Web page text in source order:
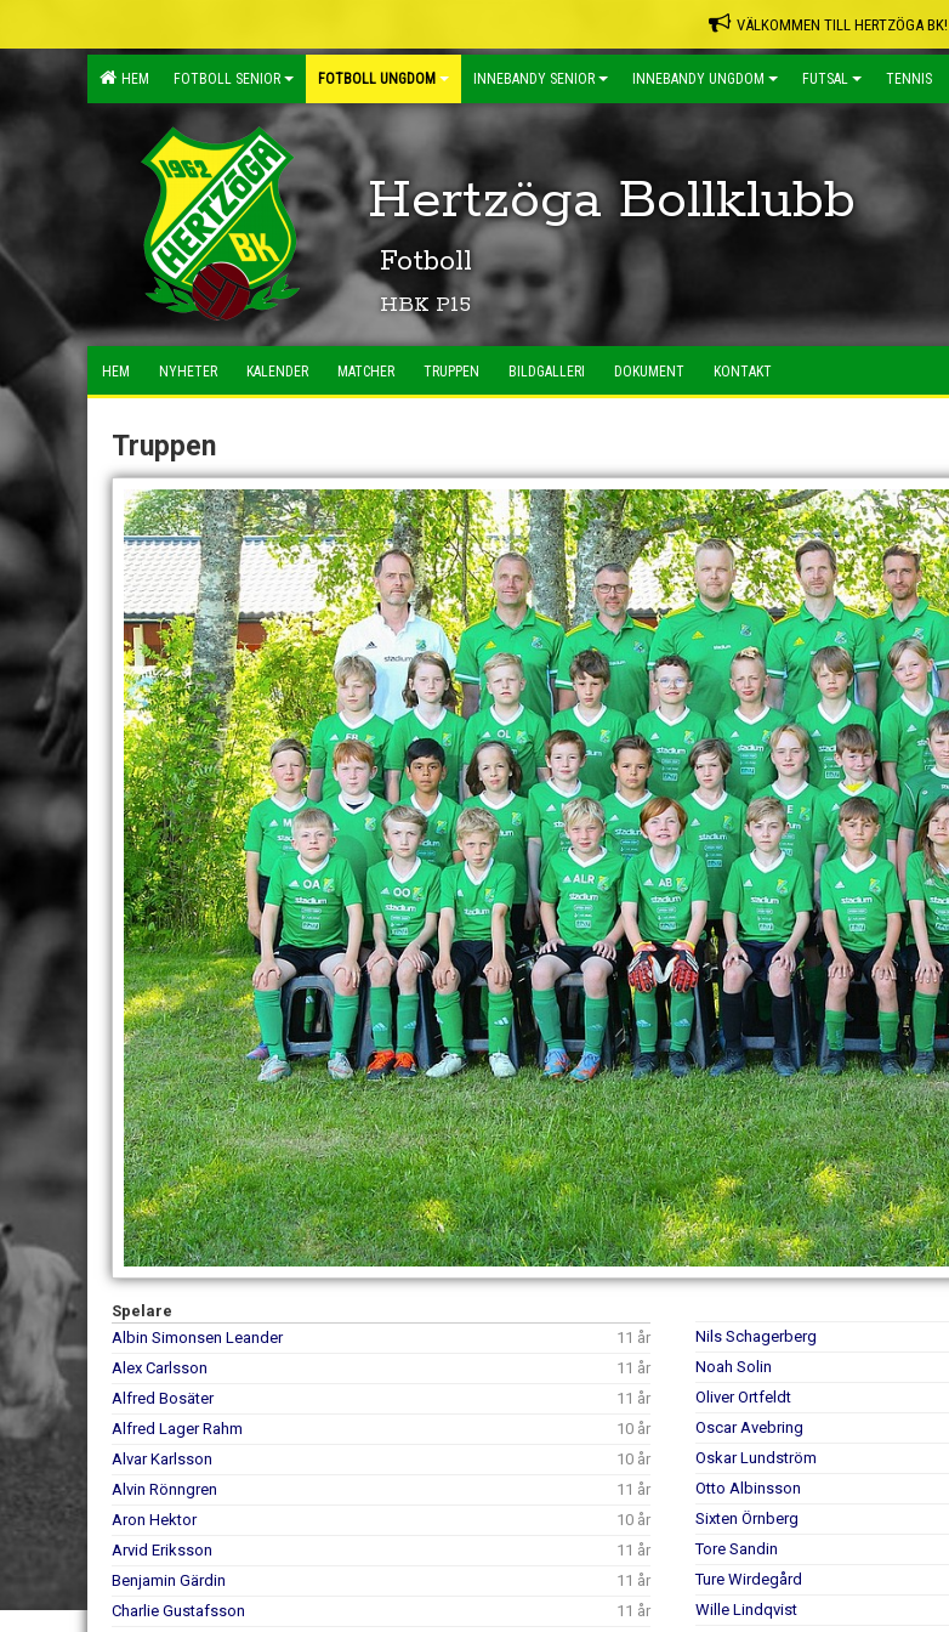
VÄLKOMMEN TILL HERTZÖGA BK!
HEM FOTBOLL SENIOR FOTBOLL UNGDOM INNEBANDY SENIOR INNEBANDY UNGDOM FUTSAL TENNIS
Hertzöga Bollklubb
Fotboll
HBK P15
HEM NYHETER KALENDER MATCHER TRUPPEN BILDGALLERI DOKUMENT KONTAKT
Truppen
Spelare
Albin Simonsen Leander
11 år
Alex Carlsson
11 år
Alfred Bosäter
11 år
Alfred Lager Rahm
10 år
Alvar Karlsson
10 år
Alvin Rönngren
11 år
Aron Hektor
10 år
Arvid Eriksson
11 år
Benjamin Gärdin
11 år
Charlie Gustafsson
11 år
Nils Schagerberg
Noah Solin
Oliver Ortfeldt
Oscar Avebring
Oskar Lundström
Otto Albinsson
Sixten Örnberg
Tore Sandin
Ture Wirdegård
Wille Lindqvist